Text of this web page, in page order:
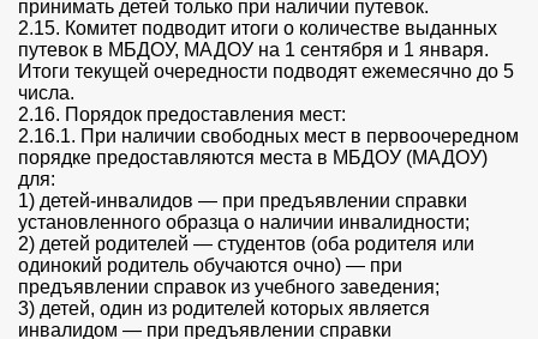
принимать детей только при наличии путевок.
2.15. Комитет подводит итоги о количестве выданных
путевок в МБДОУ, МАДОУ на 1 сентября и 1 января.
Итоги текущей очередности подводят ежемесячно до 5
числа.
2.16. Порядок предоставления мест:
2.16.1. При наличии свободных мест в первоочередном
порядке предоставляются места в МБДОУ (МАДОУ)
для:
1) детей-инвалидов — при предъявлении справки
установленного образца о наличии инвалидности;
2) детей родителей — студентов (оба родителя или
одинокий родитель обучаются очно) — при
предъявлении справок из учебного заведения;
3) детей, один из родителей которых является
инвалидом — при предъявлении справки